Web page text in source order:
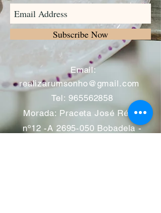
Subscribe Now
​Email:
realizarumsonho@gmail.com
Tel: 965562858
Morada: Praceta José Régio
nº12 -A 2695-050 Bobadela -